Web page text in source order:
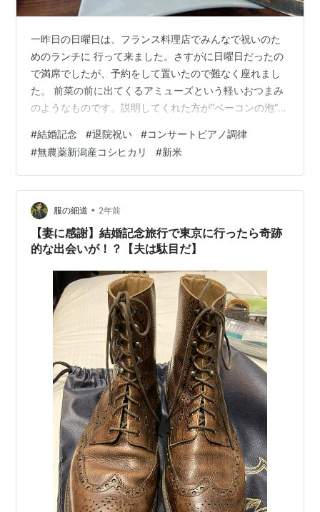
一昨日の日曜日は、フランス料理店でみんなで祝いのた
めのランチに 行って来ました。さすがに日曜日だったの
で満席でしたが、予約をして置いたので難なく座れまし
た。 前菜の前に出てくるアミューズという軽いおつまみ
のようなものです。説明してくれた方が“ベーコンの泡”と
みを感じるムースの上に白い泡のようなものが乗ってい
て、確かに鼻を近づけるとベーコンの香りがしっかりと
香っていました。生クリームを使っていると思われます
が食感も確かに泡でした。 説明してくださる方の声が小
さくて聞き取りにくかったのですが聞き直しづらくて、
何とな～く聞いていたのではっきりとはわか…
#結婚記念 #退院祝い #コンサートピアノ調律
#無農薬新潟産コシヒカリ #新米
服の細道 • 2年前
【妻に感謝】結婚記念旅行で東京に行ったら奇跡
的な出会いが！？【夫は駄目だ】